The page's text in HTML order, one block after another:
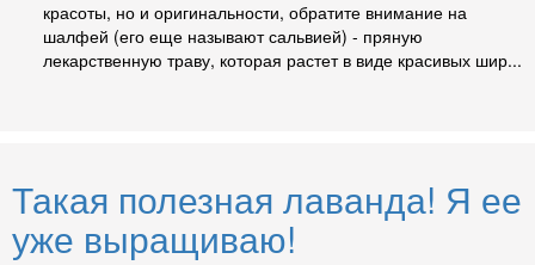
красоты, но и оригинальности, обратите внимание на
шалфей (его еще называют сальвией) - пряную
лекарственную траву, которая растет в виде красивых шир...
Такая полезная лаванда! Я ее
уже выращиваю!